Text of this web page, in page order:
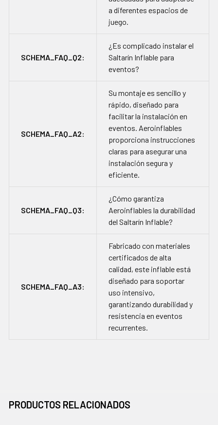
a diferentes espacios de
juego.
SCHEMA_FAQ_Q2:
¿Es complicado instalar el
Saltarín Inflable para
eventos?
SCHEMA_FAQ_A2:
Su montaje es sencillo y
rápido, diseñado para
facilitar la instalación en
eventos. Aeroinflables
proporciona instrucciones
claras para asegurar una
instalación segura y
eficiente.
SCHEMA_FAQ_Q3:
¿Cómo garantiza
Aeroinflables la durabilidad
del Saltarín Inflable?
SCHEMA_FAQ_A3:
Fabricado con materiales
certificados de alta
calidad, este inflable está
diseñado para soportar
uso intensivo,
garantizando durabilidad y
resistencia en eventos
recurrentes.
PRODUCTOS RELACIONADOS